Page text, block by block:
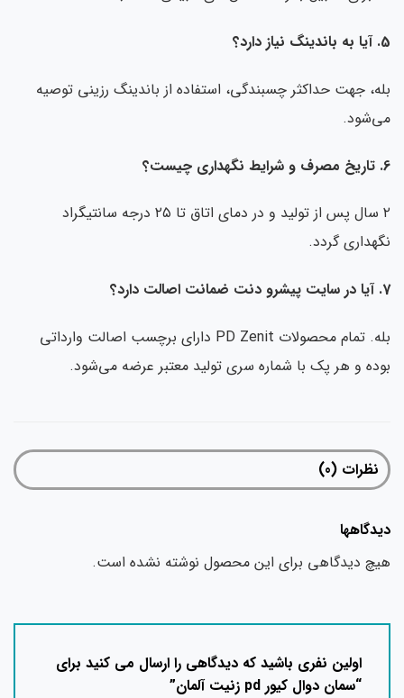
جهت حداکثر چسبندگی، استفاده از باندینگ رزینی توصیه
۲ سال پس از تولید و در دمای اتاق تا ۲۵ درجه سانتیگراد
گردد.
بله. تمام محصولات PD Zenit دارای برچسب اصالت وارداتی
و هر پک با شماره سری تولید معتبر عرضه می‌شود.
نظرات (0)
دیدگاهی برای این محصول نوشته نشده است.
اولین نفری باشید که دیدگاهی را ارسال می کنید برای
“سمان دوال کیور pd زنیت آلمان”